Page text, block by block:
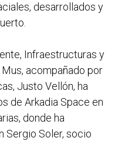
desarrollados y
Infraestructuras y
acompañado por
Justo Vellón, ha
de Arkadia Space en
donde ha
Sergio Soler, socio